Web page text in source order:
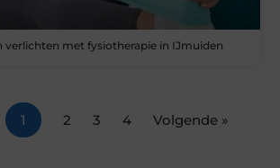
verlichten met fysiotherapie in IJmuiden
1 2 3 4 Volgende »